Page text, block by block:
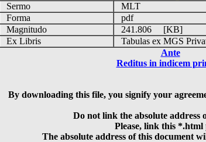
Sermo
MLT
Forma
pdf
Magnitudo
241.806 [KB]
Ex Libris
Tabulas ex MGS
Ante
Reditus in indicem
By downloading this file, you signify your
Do not link the absolute address
Please, link this *.html
The absolute address of this document